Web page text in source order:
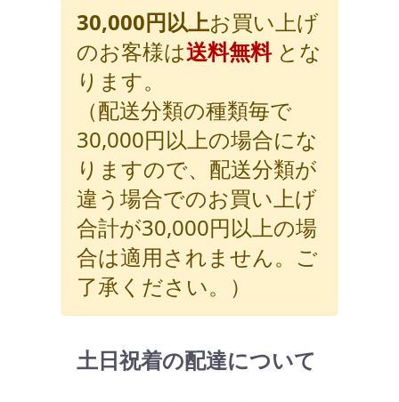
30,000円以上お買い上げ
のお客様は送料無料とな
ります。
（配送分類の種類毎で
30,000円以上の場合にな
りますので、配送分類が
違う場合でのお買い上げ
合計が30,000円以上の場
合は適用されません。ご
了承ください。）
土日祝着の配達について